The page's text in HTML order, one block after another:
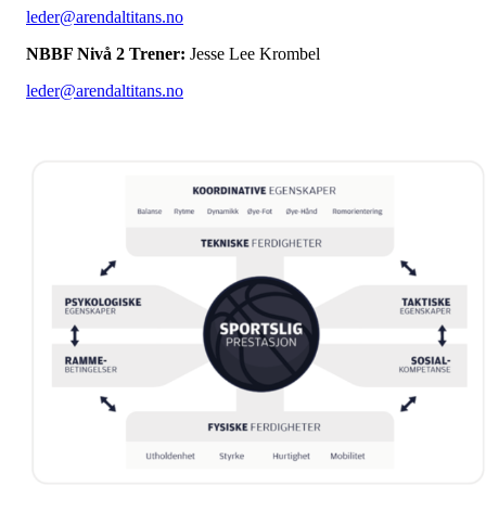
leder@arendaltitans.no
NBBF Nivå 2 Trener: Jesse Lee Krombel
leder@arendaltitans.no